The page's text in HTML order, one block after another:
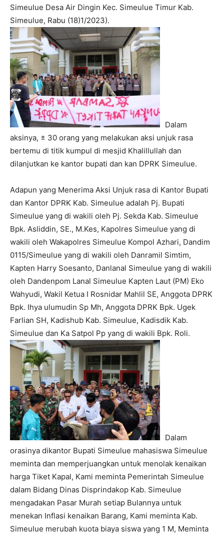
Simeulue Desa Air Dingin Kec. Simeulue Timur Kab.
Simeulue, Rabu (18)1/2023).
Dalam
aksinya, ± 30 orang yang melakukan aksi unjuk rasa
bertemu di titik kumpul di mesjid Khalillullah dan
dilanjutkan ke kantor bupati dan kan DPRK Simeulue.
Adapun yang Menerima Aksi Unjuk rasa di Kantor Bupati
dan Kantor DPRK Kab. Simeulue adalah Pj. Bupati
Simeulue yang di wakili oleh Pj. Sekda Kab. Simeulue
Bpk. Asliddin, SE., M.Kes, Kapolres Simeulue yang di
wakili oleh Wakapolres Simeulue Kompol Azhari, Dandim
0115/Simeulue yang di wakili oleh Danramil Simtim,
Kapten Harry Soesanto, Danlanal Simeulue yang di wakili
oleh Dandenpom Lanal Simeulue Kapten Laut (PM) Eko
Wahyudi, Wakil Ketua I Rosnidar Mahlil SE, Anggota DPRK
Bpk. Ihya ulumudin Sp Mh, Anggota DPRK Bpk. Ugek
Farlian SH, Kadishub Kab. Simeulue, Kadisdik Kab.
Simeulue dan Ka Satpol Pp yang di wakili Bpk. Roli.
Dalam
orasinya dikantor Bupati Simeulue mahasiswa Simeulue
meminta dan memperjuangkan untuk menolak kenaikan
harga Tiket Kapal, Kami meminta Pemerintah Simeulue
dalam Bidang Dinas Disprindakop Kab. Simeulue
mengadakan Pasar Murah setiap Bulannya untuk
menekan Inflasi kenaikan Barang, Kami meminta Kab.
Simeulue merubah kuota biaya siswa yang 1 M, Meminta